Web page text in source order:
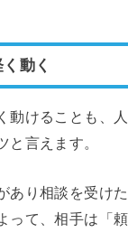
動く
動けることも、
と言えます。
あり相談を受け
って、相手は「